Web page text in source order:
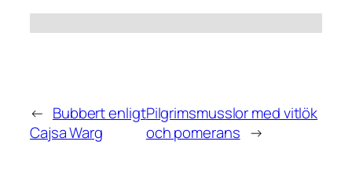
← Bubbert enligt
Cajsa Warg
Pilgrimsmusslor med vitlök
och pomerans →